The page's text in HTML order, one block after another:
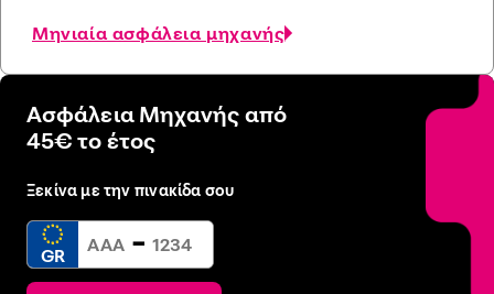
Μηνιαία ασφάλεια μηχανής
Ασφάλεια Μηχανής από
45€ το έτος
Ξεκίνα με την πινακίδα σου
GR -